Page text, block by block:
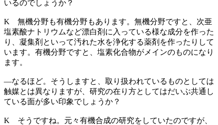
いるのでしょうか？
K 無機分野も有機分野もあります。無機分野ですと、次亜
塩素酸ナトリウムなど漂白剤に入っている様な成分を作った
り、凝集剤といって汚れた水を浄化する薬剤を作ったりして
います。有機分野ですと、塩素化合物がメインのものになり
ます。
―なるほど。そうしますと、取り扱われているものとしては
触媒とは異なりますが、研究の在り方としてはだいぶ共通し
ている面が多い印象でしょうか？
K そうですね。元々有機合成の研究をしていたのですが、